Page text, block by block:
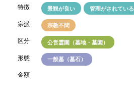
特徴 景観が良い 管理がされている
宗派 宗教不問
区分 公営霊園（墓地・墓園）
形態 一般墓（墓石）
金額